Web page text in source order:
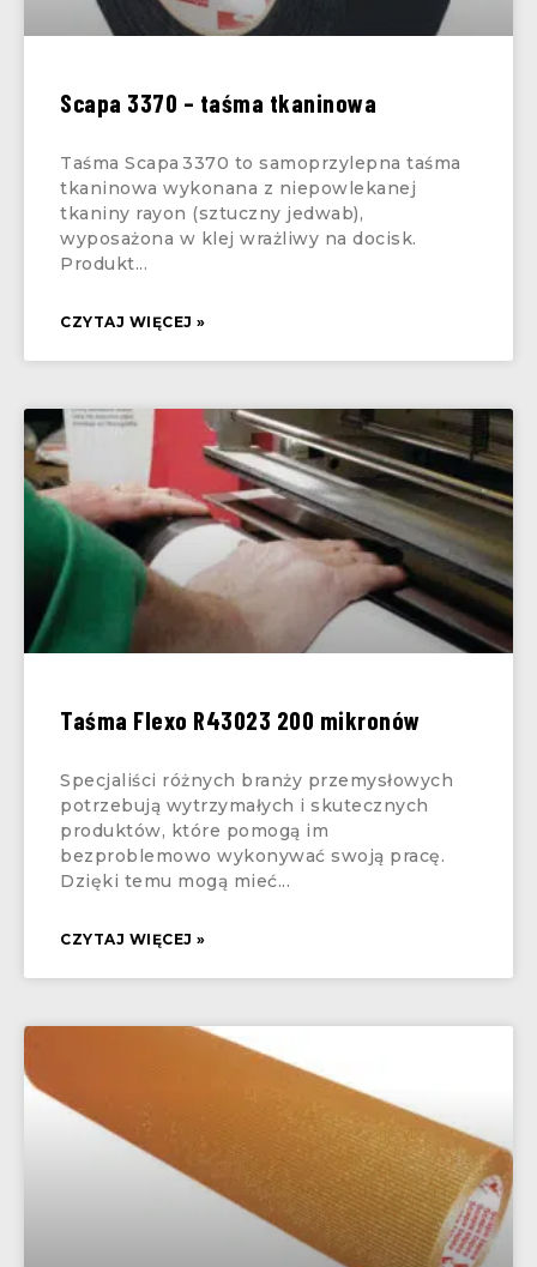
Scapa 3370 – taśma tkaninowa
Taśma Scapa 3370 to samoprzylepna taśma
tkaninowa wykonana z niepowlekanej
tkaniny rayon (sztuczny jedwab),
wyposażona w klej wrażliwy na docisk.
Produkt
CZYTAJ WIĘCEJ »
Taśma Flexo R43023 200 mikronów
Specjaliści różnych branży przemysłowych
potrzebują wytrzymałych i skutecznych
produktów, które pomogą im
bezproblemowo wykonywać swoją pracę.
Dzięki temu mogą mieć
CZYTAJ WIĘCEJ »